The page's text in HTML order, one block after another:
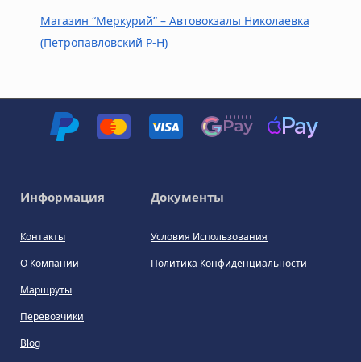
Магазин “Меркурий” – Автовокзалы Николаевка
(Петропавловский Р-Н)
Информация
Контакты
О Компании
Маршруты
Перевозчики
Blog
Документы
Условия Использования
Политика Конфиденциальности